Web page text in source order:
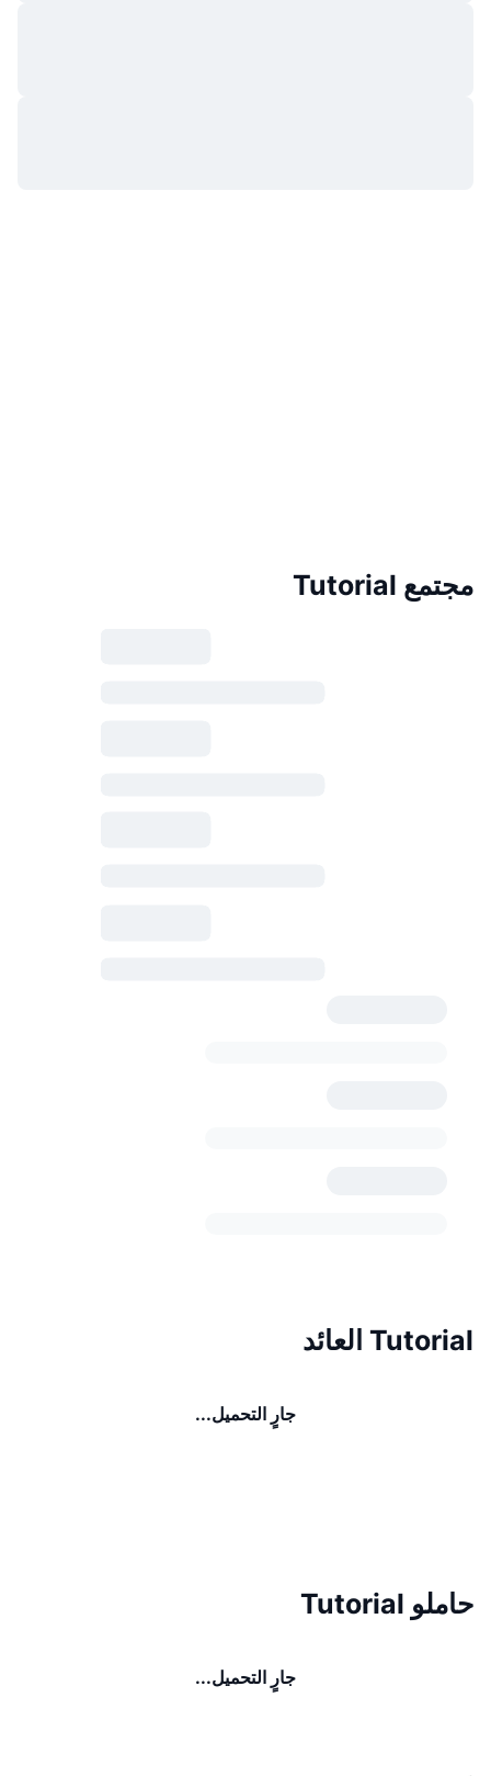
مجتمع Tutorial
Tutorial العائد
جارٍ التحميل...
حاملو Tutorial
جارٍ التحميل...